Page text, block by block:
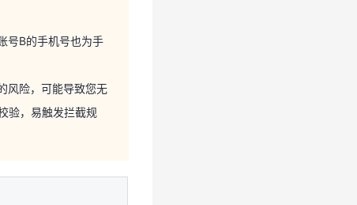
风险，可能导致您无
验，易触发拦截规
号B的手机号也为手
风险，可能导致您无
验，易触发拦截规